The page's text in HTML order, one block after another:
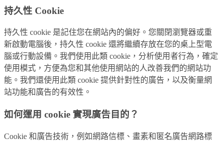
持久性 Cookie
持久性 cookie 是記住您在網站內的偏好。您關閉瀏覽器或重
新啟動電腦後，持久性 cookie 還將繼續存放在您的桌上型電
腦或行動設備。我們使用此類 cookie，分析使用者行為，確定
使用模式，方便為您和其他使用網站的人改善我們的網站功
能。我們還使用此類 cookie 提供針對性的廣告，以及衡量網
站功能和廣告的有效性。
如何運用 cookie 實現廣告目的？
Cookie 和廣告技術，例如網路信標、畫素和匿名廣告網路標